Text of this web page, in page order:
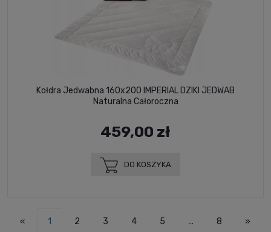
Kołdra Jedwabna 160x200 IMPERIAL DZIKI JEDWAB
Naturalna Całoroczna
459,00 zł
DO KOSZYKA
« 1 2 3 4 5 ... 8 »